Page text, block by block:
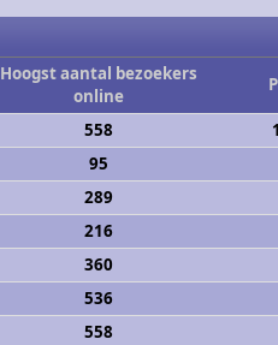
Hoogst aantal bezoekers
online
558
95
289
216
360
536
558